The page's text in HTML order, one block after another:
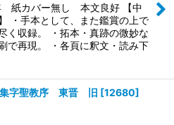
紙カバー無し 本文良好 【中
・手本として、また鑑賞の上で
く収録。 ・拓本・真跡の微妙な
で再現。 ・各頁に釈文・読み下
字聖教序 東晋 旧 [12680]